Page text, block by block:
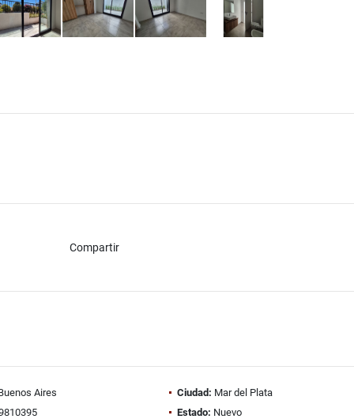
Compartir
Aires Ciudad: Mar del Plata
Estado: Nuevo